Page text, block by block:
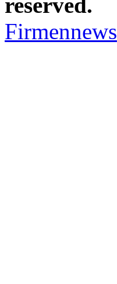
reserved.
Firmennews